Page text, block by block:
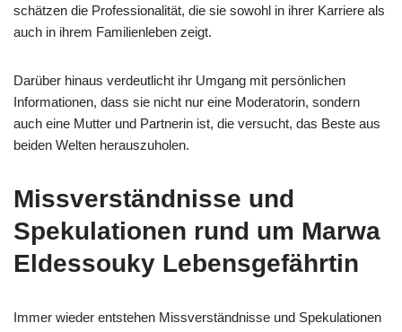
schätzen die Professionalität, die sie sowohl in ihrer Karriere als
auch in ihrem Familienleben zeigt.
Darüber hinaus verdeutlicht ihr Umgang mit persönlichen
Informationen, dass sie nicht nur eine Moderatorin, sondern
auch eine Mutter und Partnerin ist, die versucht, das Beste aus
beiden Welten herauszuholen.
Missverständnisse und
Spekulationen rund um Marwa
Eldessouky Lebensgefährtin
Immer wieder entstehen Missverständnisse und Spekulationen